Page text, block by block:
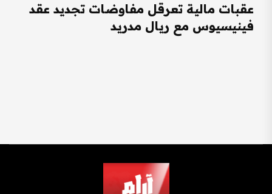
عقبات مالية تعرقل مفاوضات تجديد عقد
فينيسيوس مع ريال مدريد